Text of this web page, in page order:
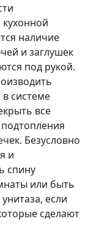
наличие
и заглушек
под рукой.
системе
все
Безусловно
и
спину
или быть
если
сделают